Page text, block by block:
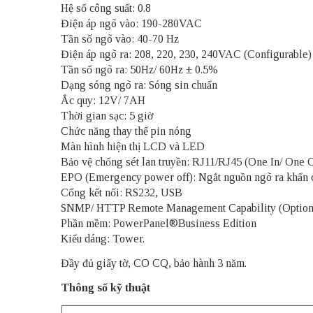
Hệ số công suất: 0.8
Điện áp ngõ vào: 190-280VAC
Tần số ngõ vào: 40-70 Hz
Điện áp ngõ ra: 208, 220, 230, 240VAC (Configurable)
Tần số ngõ ra: 50Hz/ 60Hz ± 0.5%
Dạng sóng ngõ ra: Sóng sin chuẩn
Ắc quy: 12V/ 7AH
Thời gian sạc: 5 giờ
Chức năng thay thế pin nóng
Màn hình hiện thị LCD và LED
Bảo vệ chống sét lan truyền: RJ11/RJ45 (One In/ One
EPO (Emergency power off): Ngắt nguồn ngõ ra khẩn
Cổng kết nối: RS232, USB
SNMP/ HTTP Remote Management Capability
Phần mềm: PowerPanel®Business Edition
Kiểu dáng: Tower.
Đầy đủ giấy tờ, CO CQ, bảo hành 3 năm.
Thông số kỹ thuật